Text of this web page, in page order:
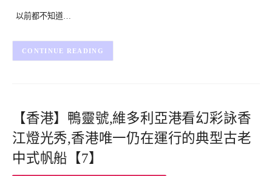
以前都不知道…
CONTINUE READING
【香港】鴨靈號,維多利亞港看幻彩詠香
江燈光秀,香港唯一仍在運行的典型古老
中式帆船【7】